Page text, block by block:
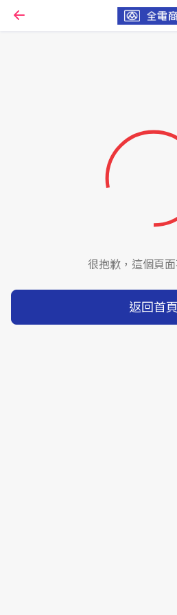
很抱歉，這個頁面
返回首頁